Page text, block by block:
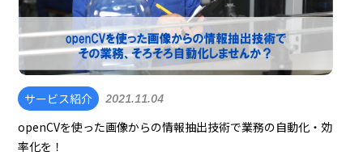
サービス紹介 2021.11.04
openCVを使った画像からの情報抽出技術で業務の自動化・効
率化を！